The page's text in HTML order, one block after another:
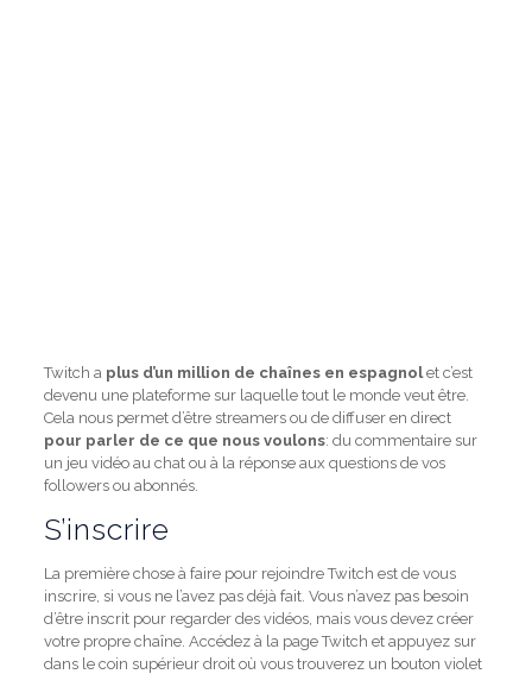
Twitch aplus d’un million de chaînes en espagnolet c’est
devenu une plateforme sur laquelle tout le monde veut être.
Cela nous permet d’être streamers ou de diffuser en direct
pour parler de ce que nous voulons: du commentaire sur
un jeu vidéo au chat ou à la réponse aux questions de vos
followers ou abonnés.
S’inscrire
La première chose à faire pour rejoindre Twitch est de vous
inscrire, si vous ne l’avez pas déjà fait. Vous n’avez pas besoin
d’être inscrit pour regarder des vidéos, mais vous devez créer
votre propre chaîne. Accédez à la page Twitch et appuyez sur
dans le coin supérieur droit où vous trouverez un bouton violet